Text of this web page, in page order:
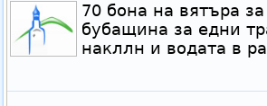
70 бона на вятъра
бубащина за едни
накллн и водата в